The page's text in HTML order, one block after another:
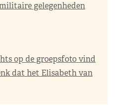
gelegenheden
op de groepsfoto vind
dat het Elisabeth van